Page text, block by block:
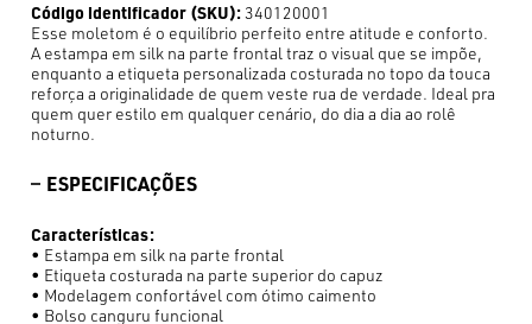
Código identificador (SKU):340120001
Esse moletom é o equilíbrio perfeito entre atitude e conforto.
A estampa em silk na parte frontal traz o visual que se impõe,
enquanto a etiqueta personalizada costurada no topo da touca
reforça a originalidade de quem veste rua de verdade. Ideal pra
quem quer estilo em qualquer cenário, do dia a dia ao rolê
noturno.
ESPECIFICAÇÕES
Características:
• Estampa em silk na parte frontal
• Etiqueta costurada na parte superior do capuz
• Modelagem confortável com ótimo caimento
• Bolso canguru funcional